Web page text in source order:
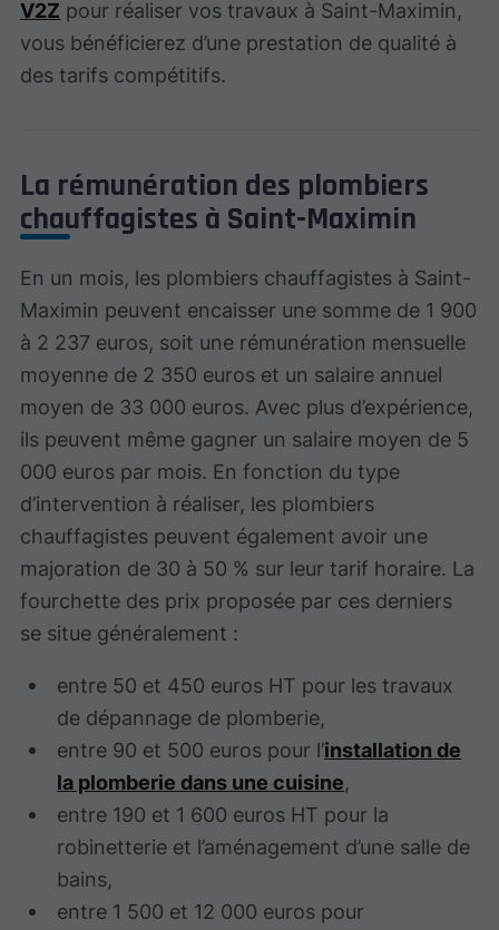
V2Z pour réaliser vos travaux à Saint-Maximin,
vous bénéficierez d’une prestation de qualité à
des tarifs compétitifs.
La rémunération des plombiers
chauffagistes à Saint-Maximin
En un mois, les plombiers chauffagistes à Saint-
Maximin peuvent encaisser une somme de 1 900
à 2 237 euros, soit une rémunération mensuelle
moyenne de 2 350 euros et un salaire annuel
moyen de 33 000 euros. Avec plus d’expérience,
ils peuvent même gagner un salaire moyen de 5
000 euros par mois. En fonction du type
d’intervention à réaliser, les plombiers
chauffagistes peuvent également avoir une
majoration de 30 à 50 % sur leur tarif horaire. La
fourchette des prix proposée par ces derniers
se situe généralement :
entre 50 et 450 euros HT pour les travaux
de dépannage de plomberie,
entre 90 et 500 euros pour l’installation de
la plomberie dans une cuisine,
entre 190 et 1 600 euros HT pour la
robinetterie et l’aménagement d’une salle de
bains,
entre 1 500 et 12 000 euros pour